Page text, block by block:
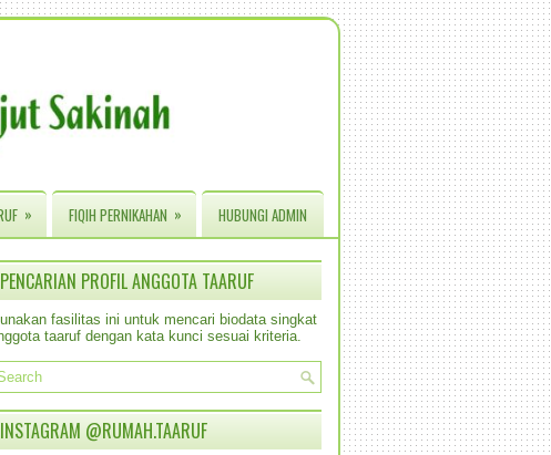
» FIQIH PERNIKAHAN » HUBUNGI ADMIN
PENCARIAN PROFIL ANGGOTA TAARUF
fasilitas ini untuk mencari biodata singkat
taaruf dengan kata kunci sesuai kriteria.
INSTAGRAM @RUMAH.TAARUF